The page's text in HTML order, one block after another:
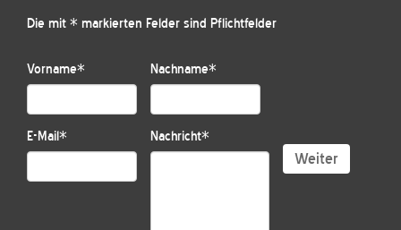
Die mit * markierten Felder sind Pflichtfelder
Vorname* Nachname*
E-Mail* Nachricht*
Weiter